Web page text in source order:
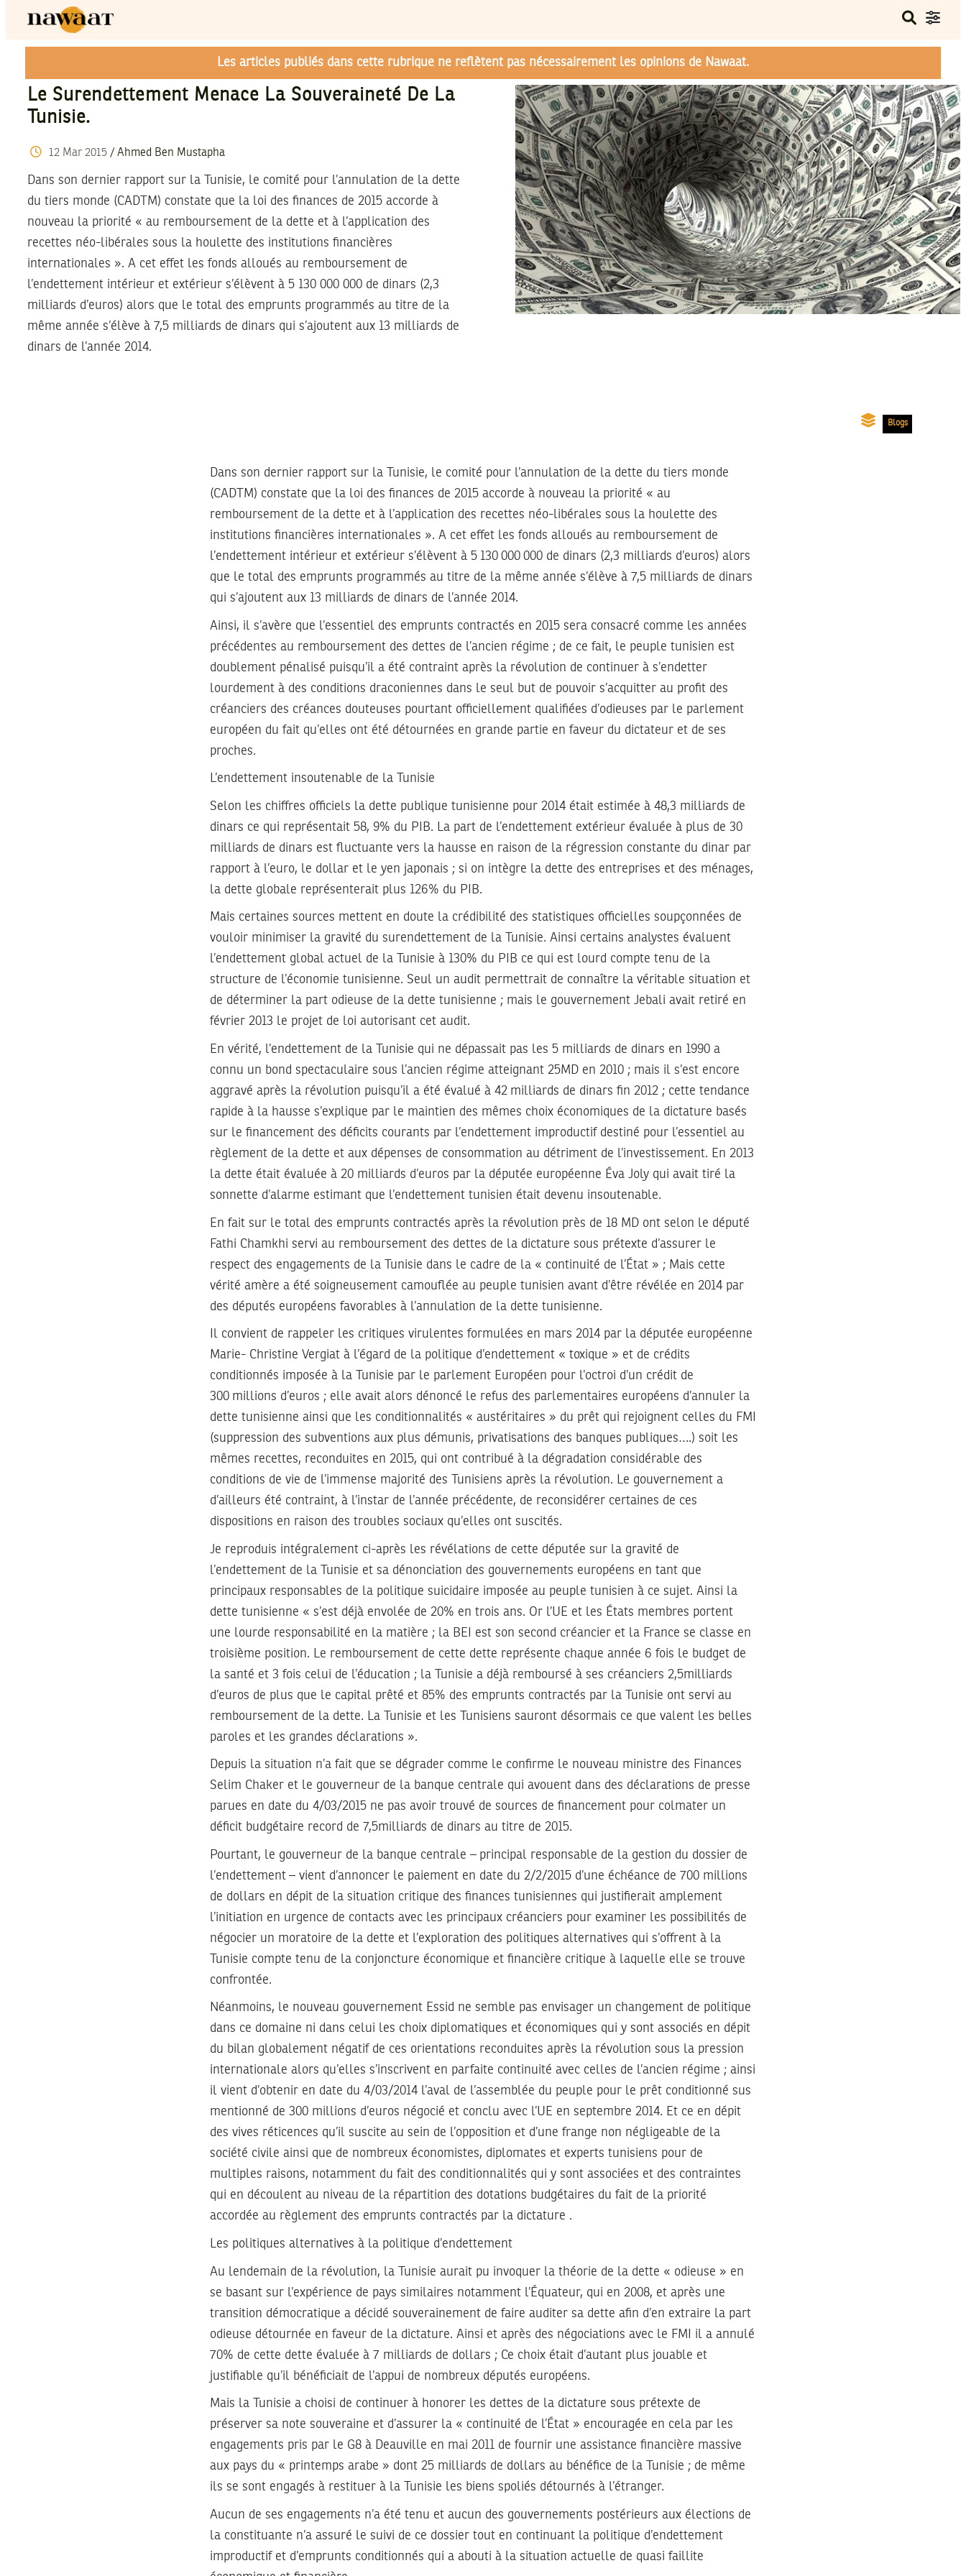
Les articles publiés dans cette rubrique ne reflètent pas nécessairement les opinions de Nawaat.
Le Surendettement Menace La Souveraineté De La
Tunisie.
12 Mar 2015/ Ahmed Ben Mustapha
Dans son dernier rapport sur la Tunisie, le comité pour l’annulation de la dette
du tiers monde (CADTM) constate que la loi des finances de 2015 accorde à
nouveau la priorité « au remboursement de la dette et à l’application des
recettes néo-libérales sous la houlette des institutions financières
internationales ». A cet effet les fonds alloués au remboursement de
l’endettement intérieur et extérieur s’élèvent à 5 130 000 000 de dinars (2,3
milliards d’euros) alors que le total des emprunts programmés au titre de la
même année s’élève à 7,5 milliards de dinars qui s’ajoutent aux 13 milliards de
dinars de l’année 2014.
Blogs
Dans son dernier rapport sur la Tunisie, le comité pour l’annulation de la dette du tiers monde
(CADTM) constate que la loi des finances de 2015 accorde à nouveau la priorité « au
remboursement de la dette et à l’application des recettes néo-libérales sous la houlette des
institutions financières internationales ». A cet effet les fonds alloués au remboursement de
l’endettement intérieur et extérieur s’élèvent à 5 130 000 000 de dinars (2,3 milliards d’euros) alors
que le total des emprunts programmés au titre de la même année s’élève à 7,5 milliards de dinars
qui s’ajoutent aux 13 milliards de dinars de l’année 2014.
Ainsi, il s’avère que l’essentiel des emprunts contractés en 2015 sera consacré comme les années
précédentes au remboursement des dettes de l’ancien régime ; de ce fait, le peuple tunisien est
doublement pénalisé puisqu’il a été contraint après la révolution de continuer à s’endetter
lourdement à des conditions draconiennes dans le seul but de pouvoir s’acquitter au profit des
créanciers des créances douteuses pourtant officiellement qualifiées d’odieuses par le parlement
européen du fait qu’elles ont été détournées en grande partie en faveur du dictateur et de ses
proches.
L’endettement insoutenable de la Tunisie
Selon les chiffres officiels la dette publique tunisienne pour 2014 était estimée à 48,3 milliards de
dinars ce qui représentait 58, 9% du PIB. La part de l’endettement extérieur évaluée à plus de 30
milliards de dinars est fluctuante vers la hausse en raison de la régression constante du dinar par
rapport à l’euro, le dollar et le yen japonais ; si on intègre la dette des entreprises et des ménages,
la dette globale représenterait plus 126% du PIB.
Mais certaines sources mettent en doute la crédibilité des statistiques officielles soupçonnées de
vouloir minimiser la gravité du surendettement de la Tunisie. Ainsi certains analystes évaluent
l’endettement global actuel de la Tunisie à 130% du PIB ce qui est lourd compte tenu de la
structure de l’économie tunisienne. Seul un audit permettrait de connaître la véritable situation et
de déterminer la part odieuse de la dette tunisienne ; mais le gouvernement Jebali avait retiré en
février 2013 le projet de loi autorisant cet audit.
En vérité, l’endettement de la Tunisie qui ne dépassait pas les 5 milliards de dinars en 1990 a
connu un bond spectaculaire sous l’ancien régime atteignant 25MD en 2010 ; mais il s’est encore
aggravé après la révolution puisqu’il a été évalué à 42 milliards de dinars fin 2012 ; cette tendance
rapide à la hausse s’explique par le maintien des mêmes choix économiques de la dictature basés
sur le financement des déficits courants par l’endettement improductif destiné pour l’essentiel au
règlement de la dette et aux dépenses de consommation au détriment de l’investissement. En 2013
la dette était évaluée à 20 milliards d’euros par la députée européenne Éva Joly qui avait tiré la
sonnette d’alarme estimant que l’endettement tunisien était devenu insoutenable.
En fait sur le total des emprunts contractés après la révolution près de 18 MD ont selon le député
Fathi Chamkhi servi au remboursement des dettes de la dictature sous prétexte d’assurer le
respect des engagements de la Tunisie dans le cadre de la « continuité de l’État » ; Mais cette
vérité amère a été soigneusement camouflée au peuple tunisien avant d’être révélée en 2014 par
des députés européens favorables à l’annulation de la dette tunisienne.
Il convient de rappeler les critiques virulentes formulées en mars 2014 par la députée européenne
Marie- Christine Vergiat à l’égard de la politique d’endettement « toxique » et de crédits
conditionnés imposée à la Tunisie par le parlement Européen pour l’octroi d’un crédit de
300 millions d’euros ; elle avait alors dénoncé le refus des parlementaires européens d’annuler la
dette tunisienne ainsi que les conditionnalités « austéritaires » du prêt qui rejoignent celles du FMI
(suppression des subventions aux plus démunis, privatisations des banques publiques….) soit les
mêmes recettes, reconduites en 2015, qui ont contribué à la dégradation considérable des
conditions de vie de l’immense majorité des Tunisiens après la révolution. Le gouvernement a
d’ailleurs été contraint, à l’instar de l’année précédente, de reconsidérer certaines de ces
dispositions en raison des troubles sociaux qu’elles ont suscités.
Je reproduis intégralement ci-après les révélations de cette députée sur la gravité de
l’endettement de la Tunisie et sa dénonciation des gouvernements européens en tant que
principaux responsables de la politique suicidaire imposée au peuple tunisien à ce sujet. Ainsi la
dette tunisienne « s’est déjà envolée de 20% en trois ans. Or l’UE et les États membres portent
une lourde responsabilité en la matière ; la BEI est son second créancier et la France se classe en
troisième position. Le remboursement de cette dette représente chaque année 6 fois le budget de
la santé et 3 fois celui de l’éducation ; la Tunisie a déjà remboursé à ses créanciers 2,5milliards
d’euros de plus que le capital prêté et 85% des emprunts contractés par la Tunisie ont servi au
remboursement de la dette. La Tunisie et les Tunisiens sauront désormais ce que valent les belles
paroles et les grandes déclarations ».
Depuis la situation n’a fait que se dégrader comme le confirme le nouveau ministre des Finances
Selim Chaker et le gouverneur de la banque centrale qui avouent dans des déclarations de presse
parues en date du 4/03/2015 ne pas avoir trouvé de sources de financement pour colmater un
déficit budgétaire record de 7,5milliards de dinars au titre de 2015.
Pourtant, le gouverneur de la banque centrale – principal responsable de la gestion du dossier de
l’endettement – vient d’annoncer le paiement en date du 2/2/2015 d’une échéance de 700 millions
de dollars en dépit de la situation critique des finances tunisiennes qui justifierait amplement
l’initiation en urgence de contacts avec les principaux créanciers pour examiner les possibilités de
négocier un moratoire de la dette et l’exploration des politiques alternatives qui s’offrent à la
Tunisie compte tenu de la conjoncture économique et financière critique à laquelle elle se trouve
confrontée.
Néanmoins, le nouveau gouvernement Essid ne semble pas envisager un changement de politique
dans ce domaine ni dans celui les choix diplomatiques et économiques qui y sont associés en dépit
du bilan globalement négatif de ces orientations reconduites après la révolution sous la pression
internationale alors qu’elles s’inscrivent en parfaite continuité avec celles de l’ancien régime ; ainsi
il vient d’obtenir en date du 4/03/2014 l’aval de l’assemblée du peuple pour le prêt conditionné sus
mentionné de 300 millions d’euros négocié et conclu avec l’UE en septembre 2014. Et ce en dépit
des vives réticences qu’il suscite au sein de l’opposition et d’une frange non négligeable de la
société civile ainsi que de nombreux économistes, diplomates et experts tunisiens pour de
multiples raisons, notamment du fait des conditionnalités qui y sont associées et des contraintes
qui en découlent au niveau de la répartition des dotations budgétaires du fait de la priorité
accordée au règlement des emprunts contractés par la dictature .
Les politiques alternatives à la politique d’endettement
Au lendemain de la révolution, la Tunisie aurait pu invoquer la théorie de la dette « odieuse » en
se basant sur l’expérience de pays similaires notamment l’Équateur, qui en 2008, et après une
transition démocratique a décidé souverainement de faire auditer sa dette afin d’en extraire la part
odieuse détournée en faveur de la dictature. Ainsi et après des négociations avec le FMI il a annulé
70% de cette dette évaluée à 7 milliards de dollars ; Ce choix était d’autant plus jouable et
justifiable qu’il bénéficiait de l’appui de nombreux députés européens.
Mais la Tunisie a choisi de continuer à honorer les dettes de la dictature sous prétexte de
préserver sa note souveraine et d’assurer la « continuité de l’État » encouragée en cela par les
engagements pris par le G8 à Deauville en mai 2011 de fournir une assistance financière massive
aux pays du « printemps arabe » dont 25 milliards de dollars au bénéfice de la Tunisie ; de même
ils se sont engagés à restituer à la Tunisie les biens spoliés détournés à l’étranger.
Aucun de ses engagements n’a été tenu et aucun des gouvernements postérieurs aux élections de
la constituante n’a assuré le suivi de ce dossier tout en continuant la politique d’endettement
improductif et d’emprunts conditionnés qui a abouti à la situation actuelle de quasi faillite